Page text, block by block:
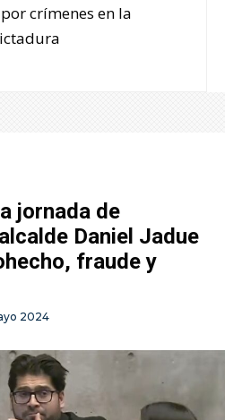
crímenes en la
jornada de
Daniel Jadue
fraude y
2024